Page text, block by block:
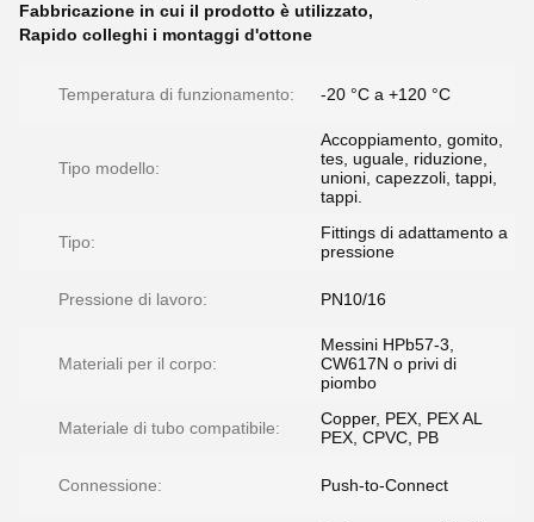
Fabbricazione in cui il prodotto è utilizzato,
Rapido colleghi i montaggi d'ottone
Temperatura di funzionamento: -20 °C a +120 °C
Tipo modello:
Accoppiamento, gomito,
tes, uguale, riduzione,
unioni, capezzoli, tappi,
tappi.
Tipo:
Fittings di adattamento a
pressione
Pressione di lavoro: PN10/16
Materiali per il corpo:
Messini HPb57-3,
CW617N o privi di
piombo
Materiale di tubo compatibile:
Copper, PEX, PEX AL
PEX, CPVC, PB
Connessione: Push-to-Connect